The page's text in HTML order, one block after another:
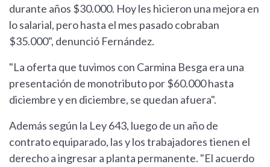
durante años $30.000. Hoy les hicieron una mejora en
lo salarial, pero hasta el mes pasado cobraban
$35.000", denunció Fernández.
"La oferta que tuvimos con Carmina Besga era una
presentación de monotributo por $60.000 hasta
diciembre y en diciembre, se quedan afuera".
Además según la Ley 643, luego de un año de
contrato equiparado, las y los trabajadores tienen el
derecho a ingresar a planta permanente. "El acuerdo